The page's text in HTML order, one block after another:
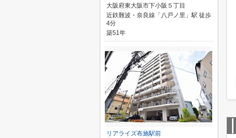
大阪府東大阪市下小阪５丁目
近鉄難波・奈良線「八戸ノ里」駅 徒歩
4分
築51年
リアライズ布施駅前